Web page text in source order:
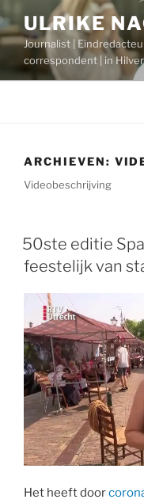
naar
de
inhoud
ULRIKE
Journalist |
correspondent | in
ARCHIEVEN:
Videobeschrijving
50ste editie
feestelijk van
Het heeft door